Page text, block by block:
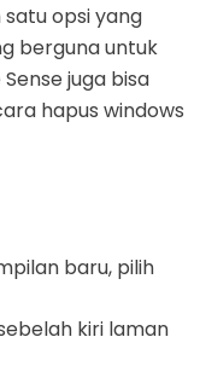
opsi yang
berguna untuk
juga bisa
hapus windows
baru, pilih
kiri laman